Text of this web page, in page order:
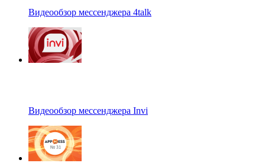
Видеообзор мессенджера 4talk
Видеообзор мессенджера Invi